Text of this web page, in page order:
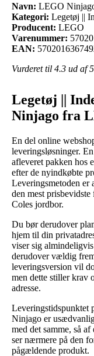
Navn: LEGO
Kategori: Legetøj ||
Producent: LEGO
Varenummer:
EAN:
Vurderet til 4.3 ud af
Legetøj ||
Ninjago fra
En del online
leveringsløsninger.
afleveret pakken hos
efter de nyindkøbte
Leveringsmetoden er
den mest
Coles jordbor.
Du bør derudover
hjem til din
viser sig
derudover vældig
leveringsversion vil
men dette stiller krav
adresse.
Leveringstidspunktet
Ninjago er
med det samme, så
ser nærmere på den
pågældende produkt.